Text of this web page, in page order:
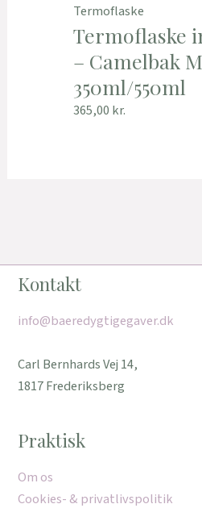
Termoflaske
Termoflaske
– Camelbak
350ml/550ml
365,00 kr.
Kontakt
info@baeredygtigegaver.dk
Carl Bernhards Vej 14,
1817 Frederiksberg
Praktisk
Om os
Cookies- & privatlivspolitik